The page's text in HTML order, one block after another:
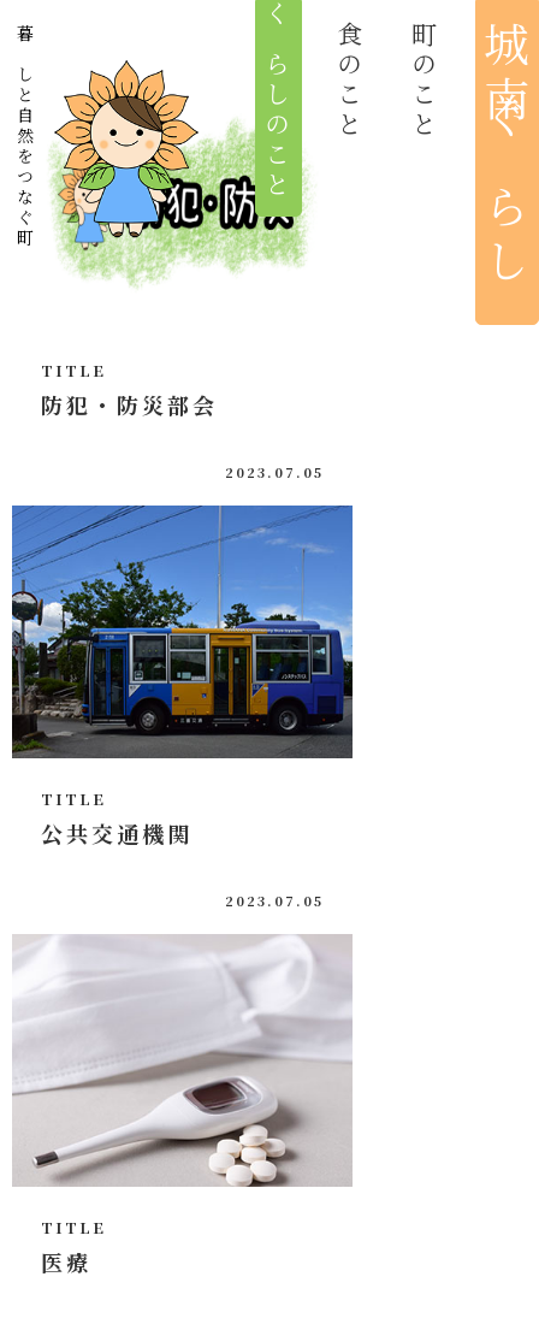
暮らしと自然をつなぐ町 くらしのこと 食のこと 町のこと 城南ぐらし
ホーム
新着情報
城南まちづくり協議会
城南びと
城南グッズ
お問い合わせ
TITLE
防犯・防災部会
2023.07.05
TITLE
公共交通機関
2023.07.05
TITLE
医療